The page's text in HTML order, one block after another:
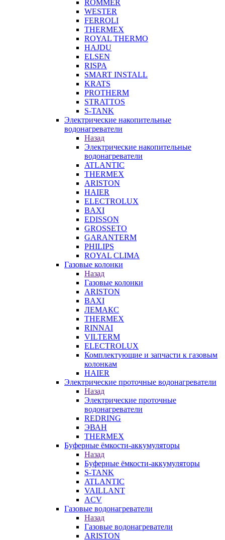
ROMMER
WESTER
FERROLI
THERMEX
ROYAL THERMO
HAJDU
ELSEN
RISPA
SMART INSTALL
KRATS
PROTHERM
STRATTOS
S-TANK
Электрические накопительные
водонагреватели
Назад
Электрические накопительные
водонагреватели
ATLANTIC
THERMEX
ARISTON
HAIER
ELECTROLUX
BAXI
EDISSON
GROSSETO
GARANTERM
PHILIPS
ROYAL CLIMA
Газовые колонки
Назад
Газовые колонки
ARISTON
BAXI
ЛЕМАКС
THERMEX
RINNAI
VILTERM
ELECTROLUX
Комплектующие и запчасти к газовым
колонкам
HAIER
Электрические проточные водонагреватели
Назад
Электрические проточные
водонагреватели
REDRING
ЭВАН
THERMEX
Буферные ёмкости-аккумуляторы
Назад
Буферные ёмкости-аккумуляторы
S-TANK
ATLANTIC
VAILLANT
ACV
Газовые водонагреватели
Назад
Газовые водонагреватели
ARISTON